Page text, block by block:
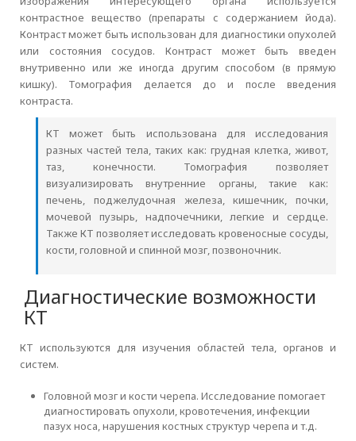
контрастное вещество (препараты с содержанием йода).
Контраст может быть использован для диагностики опухолей
или состояния сосудов. Контраст может быть введен
внутривенно или же иногда другим способом (в прямую
кишку). Томография делается до и после введения
контраста.
КТ может быть использована для исследования
разных частей тела, таких как: грудная клетка, живот,
таз, конечности. Томография позволяет
визуализировать внутренние органы, такие как:
печень, поджелудочная железа, кишечник, почки,
мочевой пузырь, надпочечники, легкие и сердце.
Также КТ позволяет исследовать кровеносные сосуды,
кости, головной и спинной мозг, позвоночник.
Диагностические возможности
КТ
КТ используются для изучения областей тела, органов и
систем.
Головной мозг и кости черепа. Исследование помогает
диагностировать опухоли, кровотечения, инфекции
пазух носа, нарушения костных структур черепа и т.д.